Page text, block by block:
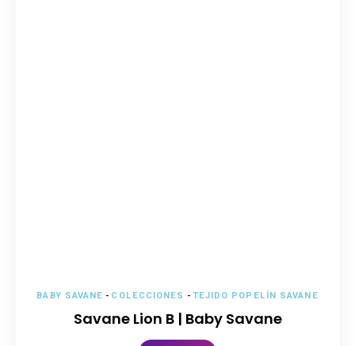
BABY SAVANE - COLECCIONES -TEJIDO POPELÍN SAVANE
Savane Lion B | Baby Savane